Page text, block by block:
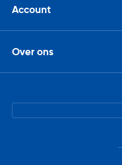
Account
Over ons